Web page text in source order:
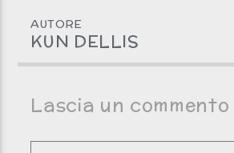
AUTORE
KUN DELLIS
Lascia un commento